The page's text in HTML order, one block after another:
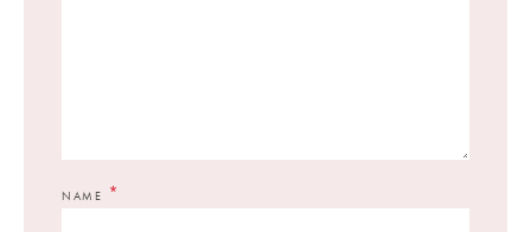
NAME *